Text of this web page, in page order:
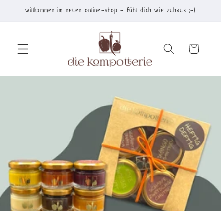
zum
Inhalt
willkommen im neuen online-shop - fühl dich wie zuhaus ;-)
Warenkorb